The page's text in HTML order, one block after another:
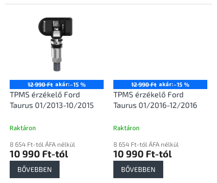
12 990 Ft akár:–15 %
TPMS érzékelő Ford
Taurus 01/2013-10/2015
Raktáron
8 654 Ft-tól ÁFA nélkül
10 990 Ft-tól
BŐVEBBEN
12 990 Ft akár:–15 %
TPMS érzékelő Ford
Taurus 01/2016-12/2016
Raktáron
8 654 Ft-tól ÁFA nélkül
10 990 Ft-tól
BŐVEBBEN